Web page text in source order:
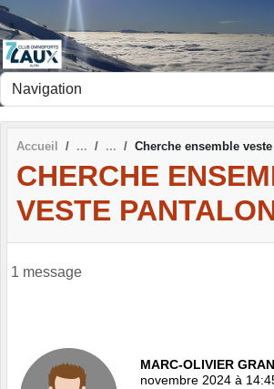
Accueil Cherche ensemble
CHERCHE
VESTE
1 message
MARC-OLIVIER
novembre 2024 à
Panneau de gestion des cookies